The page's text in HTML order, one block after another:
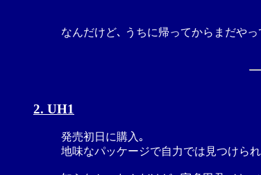
なんだけど､ うちに帰ってからまだやっ
2. UH1
発売初日に購入｡
地味なパッケージで自力では見つけら